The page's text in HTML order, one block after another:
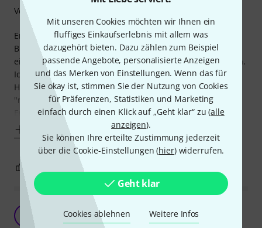
Mit unseren Cookies möchten wir Ihnen ein
fluffiges Einkaufserlebnis mit allem was
dazugehört bieten. Dazu zählen zum Beispiel
passende Angebote, personalisierte Anzeigen
und das Merken von Einstellungen. Wenn das für
Sie okay ist, stimmen Sie der Nutzung von Cookies
für Präferenzen, Statistiken und Marketing
einfach durch einen Klick auf „Geht klar“ zu (alle
anzeigen).
Sie können Ihre erteilte Zustimmung jederzeit
über die Cookie-Einstellungen (hier) widerrufen.
Geht klar
Cookies ablehnen Weitere Infos
Endlich mal ein Tablethalter der sich sowohl in Länge,
Breite, als auch in der Tiefe der Tablet-Abmessungen
einstellen lässt, ohne dabei unhandlich oder globig zu sein.
Ich verwende ein iPad mini 4 mit TPU-Schutzhülle. Der
Halter lässt sich perfekt an die Ausmaße anpassen und
"merkt" sich diese Einstellung auch, sodass eine schnelle
Entnahme und auch das
Mehr anzeigen
Verarbeitung
Mir fallen dauernd die Schrauben ab.
Stephanie Sch. 22.08.2021